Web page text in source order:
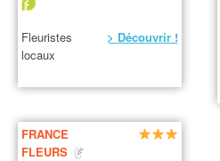
Fleuristes
locaux
> Découvrir !
FRANCE
FLEURS